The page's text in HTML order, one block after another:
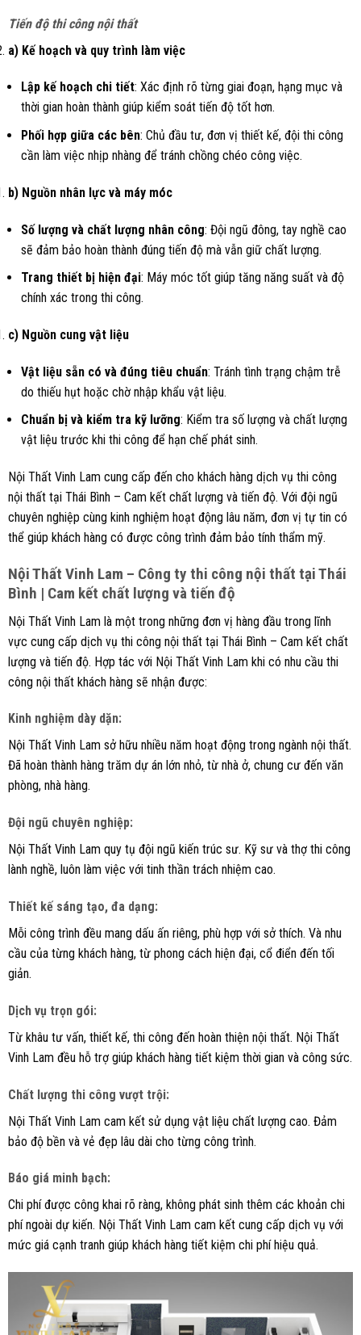
Tiến độ thi công nội thất
a) Kế hoạch và quy trình làm việc
Lập kế hoạch chi tiết: Xác định rõ từng giai đoạn, hạng mục và
thời gian hoàn thành giúp kiểm soát tiến độ tốt hơn.
Phối hợp giữa các bên: Chủ đầu tư, đơn vị thiết kế, đội thi công
cần làm việc nhịp nhàng để tránh chồng chéo công việc.
b) Nguồn nhân lực và máy móc
Số lượng và chất lượng nhân công: Đội ngũ đông, tay nghề cao
sẽ đảm bảo hoàn thành đúng tiến độ mà vẫn giữ chất lượng.
Trang thiết bị hiện đại: Máy móc tốt giúp tăng năng suất và độ
chính xác trong thi công.
c) Nguồn cung vật liệu
Vật liệu sẵn có và đúng tiêu chuẩn: Tránh tình trạng chậm trễ
do thiếu hụt hoặc chờ nhập khẩu vật liệu.
Chuẩn bị và kiểm tra kỹ lưỡng: Kiểm tra số lượng và chất lượng
vật liệu trước khi thi công để hạn chế phát sinh.
Nội Thất Vinh Lam cung cấp đến cho khách hàng dịch vụ thi công
nội thất tại Thái Bình – Cam kết chất lượng và tiến độ. Với đội ngũ
chuyên nghiệp cùng kinh nghiệm hoạt động lâu năm, đơn vị tự tin có
thể giúp khách hàng có được công trình đảm bảo tính thẩm mỹ.
Nội Thất Vinh Lam – Công ty thi công nội thất tại Thái
Bình | Cam kết chất lượng và tiến độ
Nội Thất Vinh Lam là một trong những đơn vị hàng đầu trong lĩnh
vực cung cấp dịch vụ thi công nội thất tại Thái Bình – Cam kết chất
lượng và tiến độ. Hợp tác với Nội Thất Vinh Lam khi có nhu cầu thi
công nội thất khách hàng sẽ nhận được:
Kinh nghiệm dày dặn:
Nội Thất Vinh Lam sở hữu nhiều năm hoạt động trong ngành nội thất.
Đã hoàn thành hàng trăm dự án lớn nhỏ, từ nhà ở, chung cư đến văn
phòng, nhà hàng.
Đội ngũ chuyên nghiệp:
Nội Thất Vinh Lam quy tụ đội ngũ kiến trúc sư. Kỹ sư và thợ thi công
lành nghề, luôn làm việc với tinh thần trách nhiệm cao.
Thiết kế sáng tạo, đa dạng:
Mỗi công trình đều mang dấu ấn riêng, phù hợp với sở thích. Và nhu
cầu của từng khách hàng, từ phong cách hiện đại, cổ điển đến tối
giản.
Dịch vụ trọn gói:
Từ khâu tư vấn, thiết kế, thi công đến hoàn thiện nội thất. Nội Thất
Vinh Lam đều hỗ trợ giúp khách hàng tiết kiệm thời gian và công sức.
Chất lượng thi công vượt trội:
Nội Thất Vinh Lam cam kết sử dụng vật liệu chất lượng cao. Đảm
bảo độ bền và vẻ đẹp lâu dài cho từng công trình.
Báo giá minh bạch:
Chi phí được công khai rõ ràng, không phát sinh thêm các khoản chi
phí ngoài dự kiến. Nội Thất Vinh Lam cam kết cung cấp dịch vụ với
mức giá cạnh tranh giúp khách hàng tiết kiệm chi phí hiệu quả.